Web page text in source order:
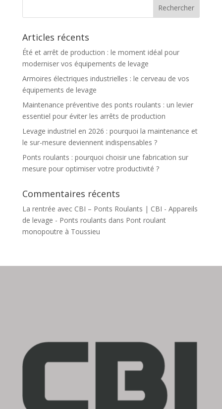
Articles récents
Été et arrêt de production : le moment idéal pour
moderniser vos équipements de levage
Armoires électriques industrielles : le cerveau de vos
équipements de levage
Maintenance préventive des ponts roulants : un levier
essentiel pour éviter les arrêts de production
Levage industriel en 2026 : pourquoi la maintenance et
le sur-mesure deviennent indispensables ?
Ponts roulants : pourquoi choisir une fabrication sur
mesure pour optimiser votre productivité ?
Commentaires récents
La rentrée avec CBI – Ponts Roulants | CBI - Appareils
de levage - Ponts roulants dans Pont roulant
monopoutre à Toussieu